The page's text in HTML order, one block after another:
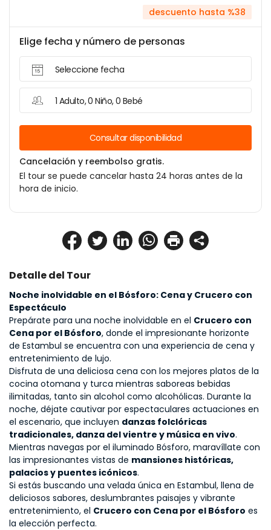
Detalle del Tour
Noche inolvidable en el Bósforo: Cena y Crucero con
Espectáculo
Prepárate para una noche inolvidable en el Crucero con
Cena por el Bósforo, donde el impresionante horizonte
de Estambul se encuentra con una experiencia de cena y
entretenimiento de lujo.
Disfruta de una deliciosa cena con los mejores platos de la
cocina otomana y turca mientras saboreas bebidas
ilimitadas, tanto sin alcohol como alcohólicas. Durante la
noche, déjate cautivar por espectaculares actuaciones en
el escenario, que incluyen danzas folclóricas
tradicionales, danza del vientre y música en vivo.
Mientras navegas por el iluminado Bósforo, maravíllate con
las impresionantes vistas de mansiones históricas,
palacios y puentes icónicos.
Si estás buscando una velada única en Estambul, llena de
deliciosos sabores, deslumbrantes paisajes y vibrante
entretenimiento, el Crucero con Cena por el Bósforo es
la elección perfecta.
descuento hasta %38
Elige fecha y número de personas
Seleccione fecha
1 Adulto, 0 Niño, 0 Bebé
Consultar disponibilidad
Cancelación y reembolso gratis.
El tour se puede cancelar hasta 24 horas antes de la
hora de inicio.